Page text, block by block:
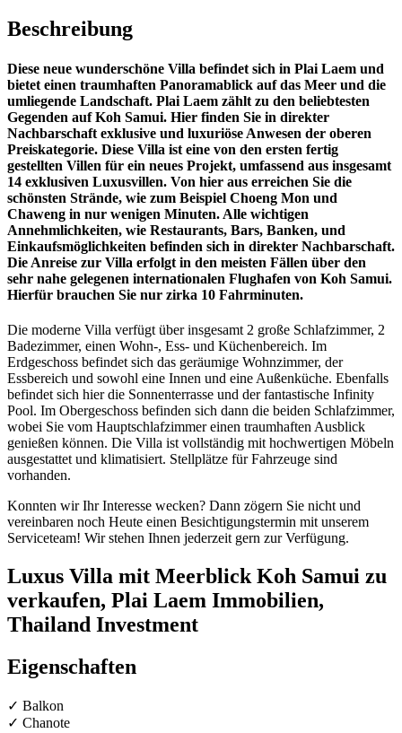
Beschreibung
Diese neue wunderschöne Villa befindet sich in Plai Laem und
bietet einen traumhaften Panoramablick auf das Meer und die
umliegende Landschaft. Plai Laem zählt zu den beliebtesten
Gegenden auf Koh Samui. Hier finden Sie in direkter
Nachbarschaft exklusive und luxuriöse Anwesen der oberen
Preiskategorie. Diese Villa ist eine von den ersten fertig
gestellten Villen für ein neues Projekt, umfassend aus insgesamt
14 exklusiven Luxusvillen. Von hier aus erreichen Sie die
schönsten Strände, wie zum Beispiel Choeng Mon und
Chaweng in nur wenigen Minuten. Alle wichtigen
Annehmlichkeiten, wie Restaurants, Bars, Banken, und
Einkaufsmöglichkeiten befinden sich in direkter Nachbarschaft.
Die Anreise zur Villa erfolgt in den meisten Fällen über den
sehr nahe gelegenen internationalen Flughafen von Koh Samui.
Hierfür brauchen Sie nur zirka 10 Fahrminuten.
Die moderne Villa verfügt über insgesamt 2 große Schlafzimmer, 2
Badezimmer, einen Wohn-, Ess- und Küchenbereich. Im
Erdgeschoss befindet sich das geräumige Wohnzimmer, der
Essbereich und sowohl eine Innen und eine Außenküche. Ebenfalls
befindet sich hier die Sonnenterrasse und der fantastische Infinity
Pool. Im Obergeschoss befinden sich dann die beiden Schlafzimmer,
wobei Sie vom Hauptschlafzimmer einen traumhaften Ausblick
genießen können. Die Villa ist vollständig mit hochwertigen Möbeln
ausgestattet und klimatisiert. Stellplätze für Fahrzeuge sind
vorhanden.
Konnten wir Ihr Interesse wecken? Dann zögern Sie nicht und
vereinbaren noch Heute einen Besichtigungstermin mit unserem
Serviceteam! Wir stehen Ihnen jederzeit gern zur Verfügung.
Luxus Villa mit Meerblick Koh Samui zu
verkaufen, Plai Laem Immobilien,
Thailand Investment
Eigenschaften
✓ Balkon
✓ Chanote